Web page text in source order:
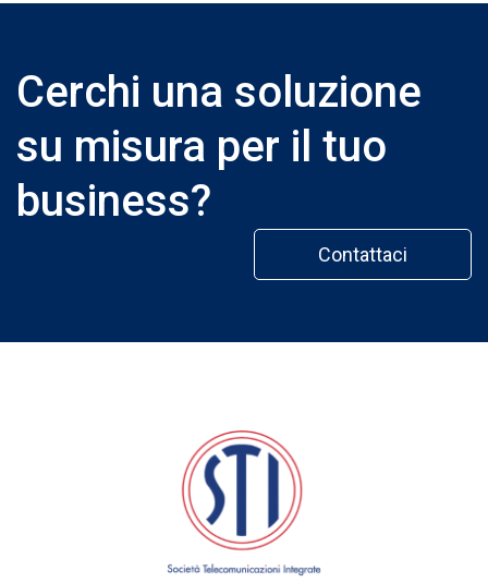
Cerchi una soluzione
su misura per il tuo
business?
Contattaci